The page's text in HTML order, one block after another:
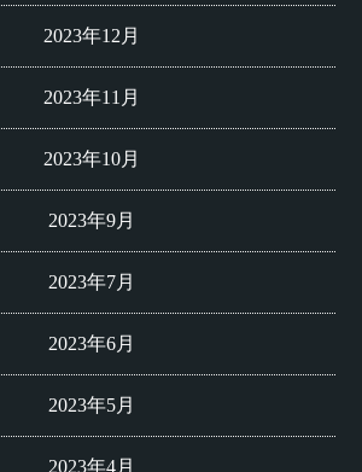
2023年12月
2023年11月
2023年10月
2023年9月
2023年7月
2023年6月
2023年5月
2023年4月